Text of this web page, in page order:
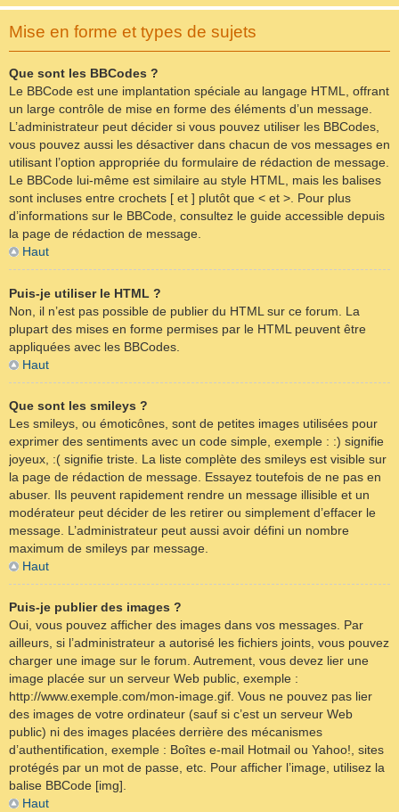
Mise en forme et types de sujets
Que sont les BBCodes ?
Le BBCode est une implantation spéciale au langage HTML, offrant
un large contrôle de mise en forme des éléments d’un message.
L’administrateur peut décider si vous pouvez utiliser les BBCodes,
vous pouvez aussi les désactiver dans chacun de vos messages en
utilisant l’option appropriée du formulaire de rédaction de message.
Le BBCode lui-même est similaire au style HTML, mais les balises
sont incluses entre crochets [ et ] plutôt que < et >. Pour plus
d’informations sur le BBCode, consultez le guide accessible depuis
la page de rédaction de message.
Haut
Puis-je utiliser le HTML ?
Non, il n’est pas possible de publier du HTML sur ce forum. La
plupart des mises en forme permises par le HTML peuvent être
appliquées avec les BBCodes.
Haut
Que sont les smileys ?
Les smileys, ou émoticônes, sont de petites images utilisées pour
exprimer des sentiments avec un code simple, exemple : :) signifie
joyeux, :( signifie triste. La liste complète des smileys est visible sur
la page de rédaction de message. Essayez toutefois de ne pas en
abuser. Ils peuvent rapidement rendre un message illisible et un
modérateur peut décider de les retirer ou simplement d’effacer le
message. L’administrateur peut aussi avoir défini un nombre
maximum de smileys par message.
Haut
Puis-je publier des images ?
Oui, vous pouvez afficher des images dans vos messages. Par
ailleurs, si l’administrateur a autorisé les fichiers joints, vous pouvez
charger une image sur le forum. Autrement, vous devez lier une
image placée sur un serveur Web public, exemple :
http://www.exemple.com/mon-image.gif. Vous ne pouvez pas lier
des images de votre ordinateur (sauf si c’est un serveur Web
public) ni des images placées derrière des mécanismes
d’authentification, exemple : Boîtes e-mail Hotmail ou Yahoo!, sites
protégés par un mot de passe, etc. Pour afficher l’image, utilisez la
balise BBCode [img].
Haut